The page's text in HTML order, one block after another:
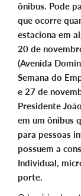
ônibus. Pode
que ocorre
estaciona em
20 de
(Avenida
Semana do
e 27 de
Presidente
em um ônibus
para pessoas
possuem a
Individual,
porte.